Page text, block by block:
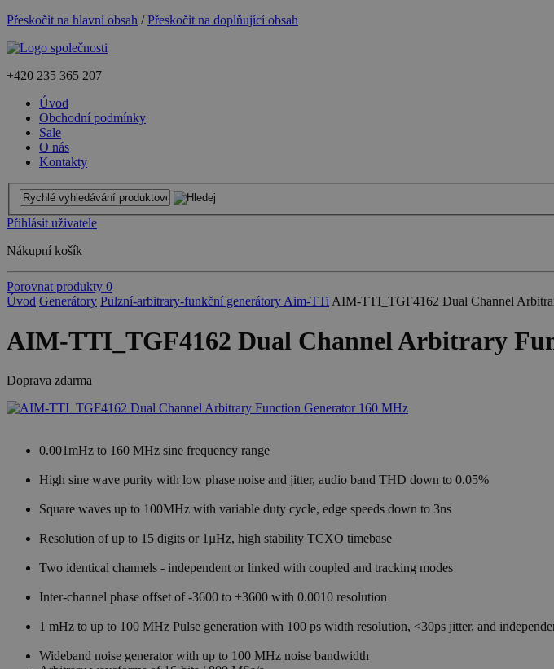
Přeskočit na hlavní obsah /Přeskočit na doplňující obsah
+420 235 365 207
Úvod
Obchodní podmínky
Sale
O nás
Kontakty
Přihlásit uživatele
Nákupní košík
Porovnat produkty 0
Úvod Generátory Pulzní-arbitrary-funkční generátory Aim-TTi AIM-TTI_TGF4162 Dual Channel
AIM-TTI_TGF4162 Dual Channel Arbitrary
Doprava zdarma
0.001mHz to 160 MHz sine frequency range
High sine wave purity with low phase noise and jitter, audio band THD down to 0.05%
Square waves up to 100MHz with variable duty cycle, edge speeds down to 3ns
Resolution of up to 15 digits or 1µHz, high stability TCXO timebase
Two identical channels - independent or linked with coupled and tracking modes
Inter-channel phase offset of -3600 to +3600 with 0.0010 resolution
1 mHz to up to 100 MHz Pulse generation with 100 ps width resolution, <30ps jitter, and
Wideband noise generator with up to 100 MHz noise bandwidth